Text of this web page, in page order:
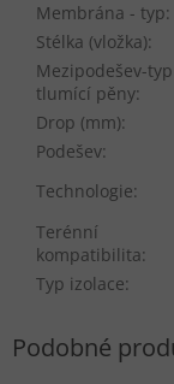
Membrána - typ:
Stélka (vložka):
Mezipodešev-typ
tlumící pěny:
Drop (mm):
Podešev:
Technologie:
Terénní
kompatibilita:
Typ izolace: